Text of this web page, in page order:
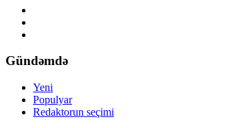
Gündəmdə
Yeni
Populyar
Redaktorun seçimi